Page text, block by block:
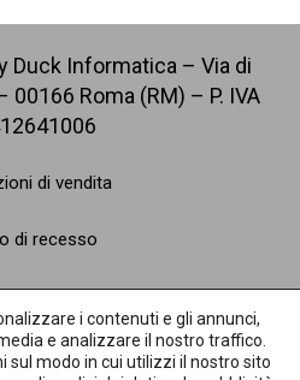
Duck Informatica – Via di
00166 Roma (RM) – P. IVA
di vendita
di recesso
i contenuti e gli annunci,
e analizzare il nostro traffico.
modo in cui utilizzi il nostro sito